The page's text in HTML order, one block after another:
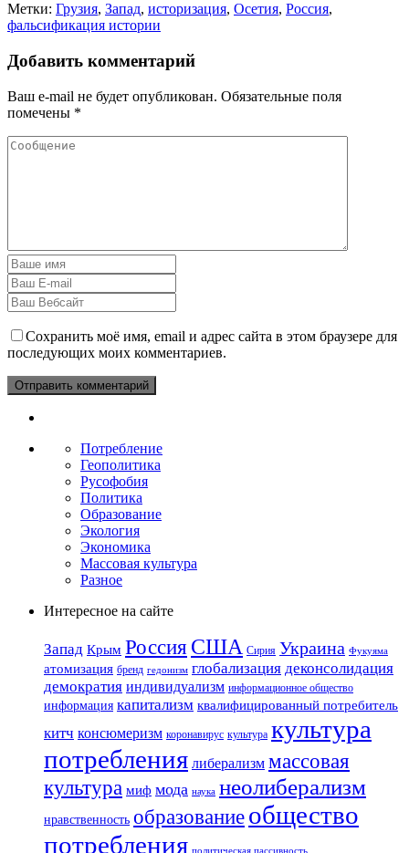
Метки: Грузия, Запад, историзация, Осетия, Россия,
фальсификация истории
Добавить комментарий
Ваш e-mail не будет опубликован. Обязательные поля
помечены *
Сохранить моё имя, email и адрес сайта в этом браузере для
последующих моих комментариев.
Потребление
Геополитика
Русофобия
Политика
Образование
Экология
Экономика
Массовая культура
Разное
Интересное на сайте
Запад Крым Россия США Сирия Украина Фукуяма
атомизация бренд гедонизм глобализация деконсолидация
демократия индивидуализм информационное общество
информация капитализм квалифицированный потребитель
китч консюмеризм коронавирус культура культура
потребления либерализм массовая
культура миф мода наука неолиберализм
нравственность образование общество
потребления политическая пассивность